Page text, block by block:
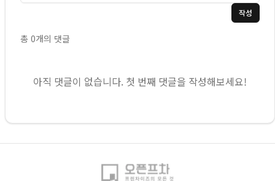
작성
총 0개의 댓글
아직 댓글이 없습니다. 첫 번째 댓글을 작성해보세요!